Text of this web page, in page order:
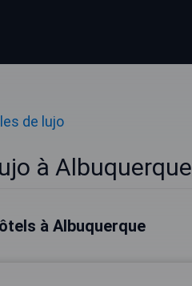
de lujo
à Albuquerque
à Albuquerque